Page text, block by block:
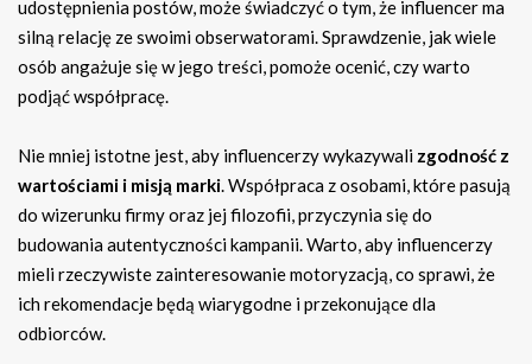
udostępnienia postów, może świadczyć o tym, że influencer ma
silną relację ze swoimi obserwatorami. Sprawdzenie, jak wiele
osób angażuje się w jego treści, pomoże ocenić, czy warto
podjąć współpracę.
Nie mniej istotne jest, aby influencerzy wykazywali zgodność z
wartościami i misją marki. Współpraca z osobami, które pasują
do wizerunku firmy oraz jej filozofii, przyczynia się do
budowania autentyczności kampanii. Warto, aby influencerzy
mieli rzeczywiste zainteresowanie motoryzacją, co sprawi, że
ich rekomendacje będą wiarygodne i przekonujące dla
odbiorców.